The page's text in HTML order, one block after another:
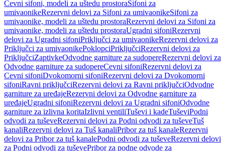
Cevni sifoni, modeli za uštedu prostoraSifoni za
umivaonikeRezervni delovi za Sifoni za umivaonikeSifoni za
umivaonike, modeli za uštedu prostoraRezervni delovi za Sifoni za
umivaonike, modeli za uštedu prostoraUgradni sifoniRezervni
delovi za Ugradni sifoniPriključci za umivaonikeRezervni delovi za
Priključci za umivaonikePoklopciPriključciRezervni delovi za
PriključciZaptivkeOdvodne garniture za sudopereRezervni delovi za
Odvodne garniture za sudopereCevni sifoniRezervni delovi za
Cevni sifoniDvokomorni sifoniRezervni delovi za Dvokomorni
sifoniRavni priključciRezervni delovi za Ravni priključciOdvodne
garniture za uređajeRezervni delovi za Odvodne garniture za
uređajeUgradni sifoniRezervni delovi za Ugradni sifoniOdvodne
garniture za izlivna koritaIzlivni ventiliTuševi i kadeTuševiPodni
odvodi za tuševeRezervni delovi za Podni odvodi za tuševeTuš
kanaliRezervni delovi za Tuš kanaliPribor za tuš kanaleRezervni
delovi za Pribor za tuš kanalePodni odvodi za tuševeRezervni delovi
za Podni odvodi za tuševePribor za podne odvode za